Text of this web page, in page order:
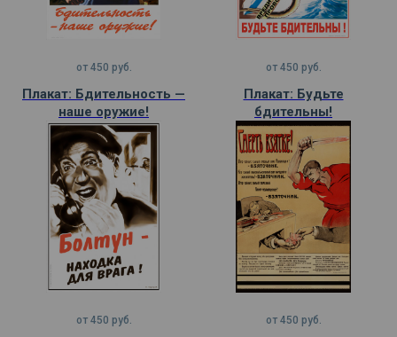
от 450 руб.
Плакат: Бдительность —
наше оружие!
от 450 руб.
Плакат: Будьте
бдительны!
от 450 руб. от 450 руб.